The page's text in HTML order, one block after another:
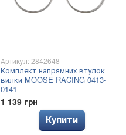
Артикул: 2842648
Комплект напрямних втулок
вилки MOOSE RACING 0413-
0141
1 139 грн
Купити